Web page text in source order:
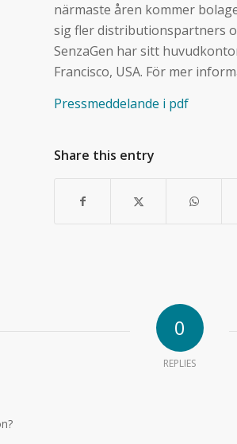
närmaste åren kommer
sig fler distributionspartners
SenzaGen har sitt
Francisco, USA. För mer
Pressmeddelande i pdf
Share this entry
0
REPLIES